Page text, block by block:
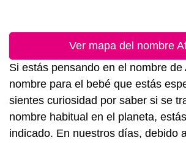
Ver mapa del nombre
Si estás pensando en el nombre de
nombre para el bebé que estás
sientes curiosidad por saber si se
nombre habitual en el planeta,
indicado. En nuestros días, debido